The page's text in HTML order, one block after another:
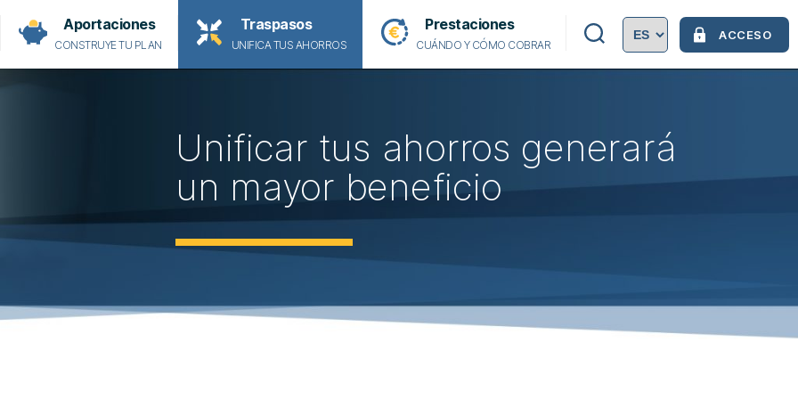
Aportaciones
CONSTRUYE TU PLAN
Traspasos
UNIFICA TUS AHORROS
Prestaciones
CUÁNDO Y CÓMO COBRAR
ACCESO
Unificar tus ahorros generará
un mayor beneficio